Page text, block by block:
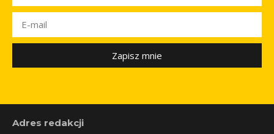
Zapisz mnie
Adres redakcji